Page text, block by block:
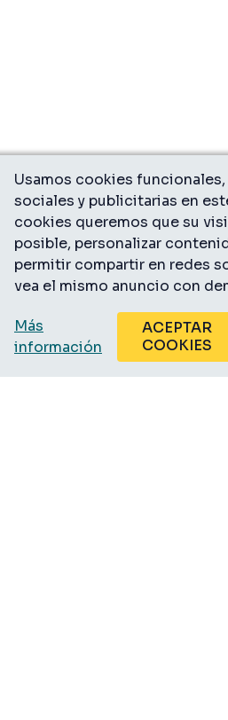
Usamos cookies
sociales y publicitarias en
cookies queremos que su
posible, personalizar
permitir compartir en redes
vea el mismo anuncio con
Más
información
ACEPTAR
COOKIES